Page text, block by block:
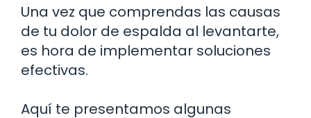
Una vez que comprendas las causas
de tu dolor de espalda al levantarte,
es hora de implementar soluciones
efectivas.
Aquí te presentamos algunas